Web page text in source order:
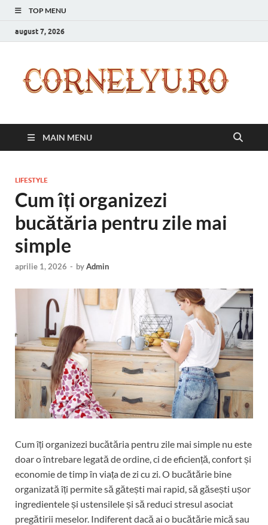
TOP MENU
august 7, 2026
ta mai
MAIN MENU
LIFESTYLE
Cum îți organizezi
bucătăria pentru zile mai
simple
aprilie 1, 2026 - byAdmin
Cum îți organizezi bucătăria pentru zile mai simple nu este
doar o întrebare legată de ordine, ci de eficiență, confort și
economie de timp în viața de zi cu zi. O bucătărie bine
organizată îți permite să gătești mai rapid, să găsești ușor
ingredientele și ustensilele și să reduci stresul asociat
pregătirii meselor. Indiferent dacă ai o bucătărie mică sau